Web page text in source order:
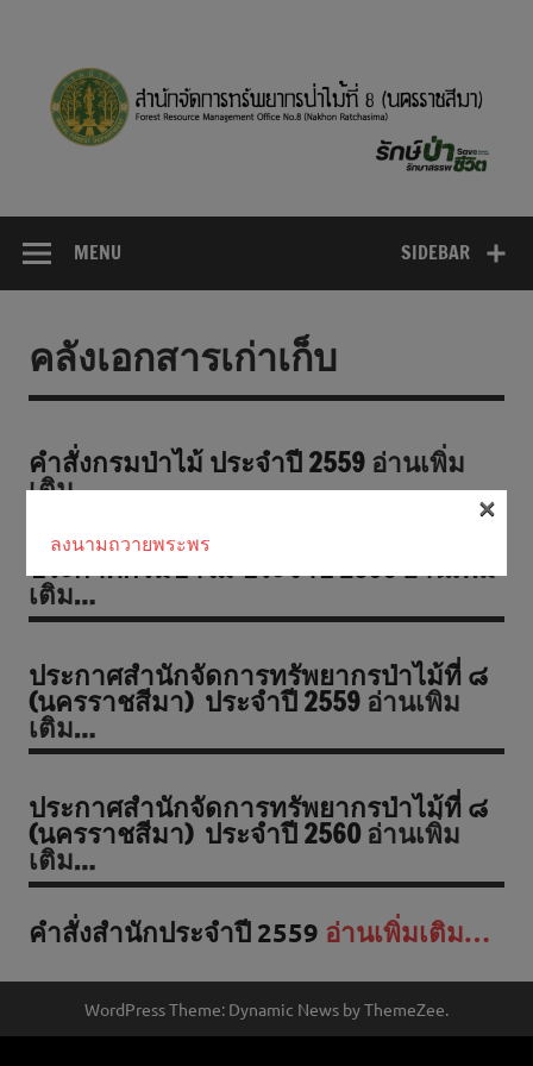
SIDEBAR
MENU
คลังเอกสารเก่าเก็บ
คำสั่งกรมป่าไม้ ประจำปี 2559 อ่านเพิ่ม
เติม…
ประกาศกรมป่าไม้ ประจำปี 2560อ่านเพิ่ม
เติม…
ประกาศสำนักจัดการทรัพยากรป่าไม้ที่ ๘
(นครราชสีมา) ประจำปี 2559 อ่านเพิม
เติม…
ประกาศสำนักจัดการทรัพยากรป่าไม้ที่ ๘
(นครราชสีมา) ประจำปี 2560อ่านเพิ่ม
เติม…
คำสั่งสำนักประจำปี 2559 อ่านเพิ่มเติม…
WordPress Theme: Dynamic News by ThemeZee.
ลงนามถวายพระพร
×